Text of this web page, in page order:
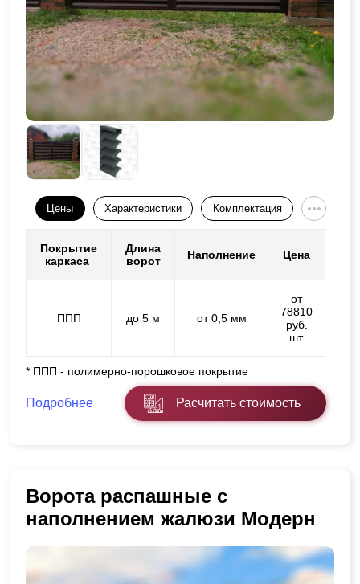
Цены Характеристики Комплектация
Покрытие
каркаса
Длина
ворот
Наполнение Цена
ППП до 5 м от 0,5 мм
от
78810
руб.
шт.
* ППП - полимерно-порошковое покрытие
Подробнее Расчитать стоимость
Ворота распашные с
наполнением жалюзи Модерн